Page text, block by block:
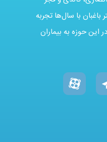
با سال‌ها تجربه
حوزه به بیماران